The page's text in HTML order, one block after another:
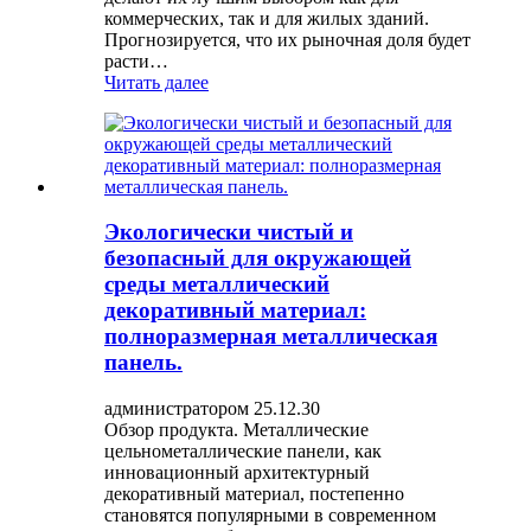
коммерческих, так и для жилых зданий.
Прогнозируется, что их рыночная доля будет
расти…
Читать далее
Экологически чистый и
безопасный для окружающей
среды металлический
декоративный материал:
полноразмерная металлическая
панель.
администратором 25.12.30
Обзор продукта. Металлические
цельнометаллические панели, как
инновационный архитектурный
декоративный материал, постепенно
становятся популярными в современном